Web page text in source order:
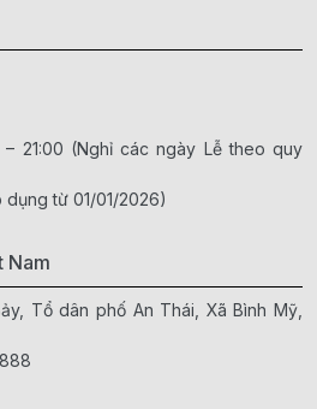
21:00 (Nghỉ các ngày Lễ theo quy
dụng từ 01/01/2026)
Nam
Tổ dân phố An Thái, Xã Bình Mỹ,